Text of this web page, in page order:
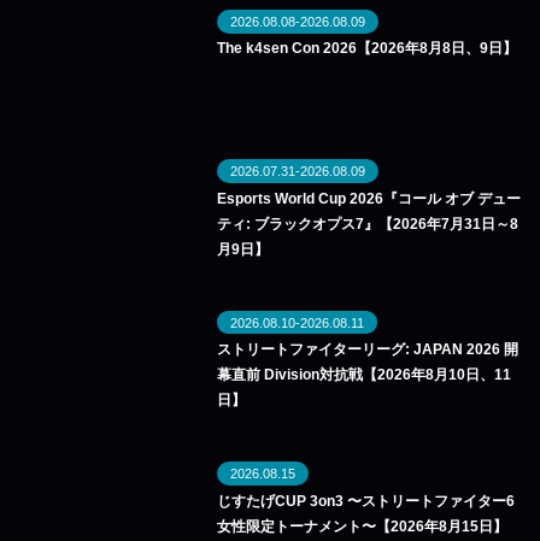
2026.08.08-2026.08.09
The k4sen Con 2026【2026年8月8日、9日】
2026.07.31-2026.08.09
Esports World Cup 2026『コール オブ デュー
ティ: ブラックオプス7』【2026年7月31日～8
月9日】
2026.08.10-2026.08.11
ストリートファイターリーグ: JAPAN 2026 開
幕直前 Division対抗戦【2026年8月10日、11
日】
2026.08.15
じすたげCUP 3on3 〜ストリートファイター6
女性限定トーナメント〜【2026年8月15日】